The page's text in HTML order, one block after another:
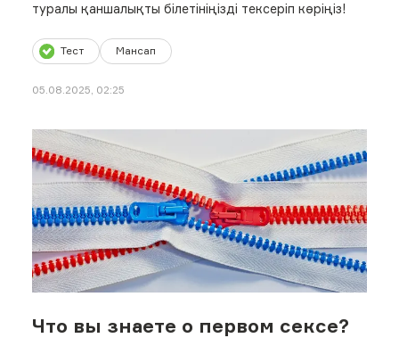
туралы қаншалықты білетініңізді тексеріп көріңіз!
Тест Мансап
05.08.2025, 02:25
Что вы знаете о первом сексе?